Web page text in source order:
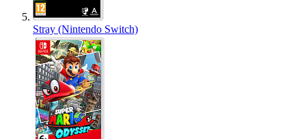
Stray (Nintendo Switch)